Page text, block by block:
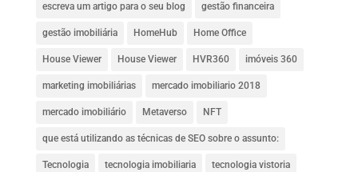
escreva um artigo para o seu blog gestão financeira
gestão imobiliária HomeHub Home Office
House Viewer House Viewer HVR360 imóveis 360
marketing imobiliárias mercado imobiliario 2018
mercado imobiliário Metaverso NFT
que está utilizando as técnicas de SEO sobre o assunto:
Tecnologia tecnologia imobiliaria tecnologia vistoria